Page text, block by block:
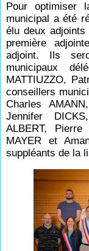
Pour optimiser
municipal a été
élu deux
première
adjoint. Ils
municipaux
MATTIUZZO,
conseillers
Charles
Jennifer
ALBERT,
MAYER et
suppléants de la